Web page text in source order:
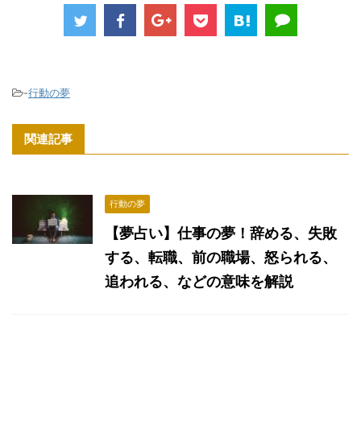
-行動の夢
関連記事
行動の夢
【夢占い】仕事の夢！辞める、失敗
する、転職、前の職場、怒られる、
追われる、などの意味を解説